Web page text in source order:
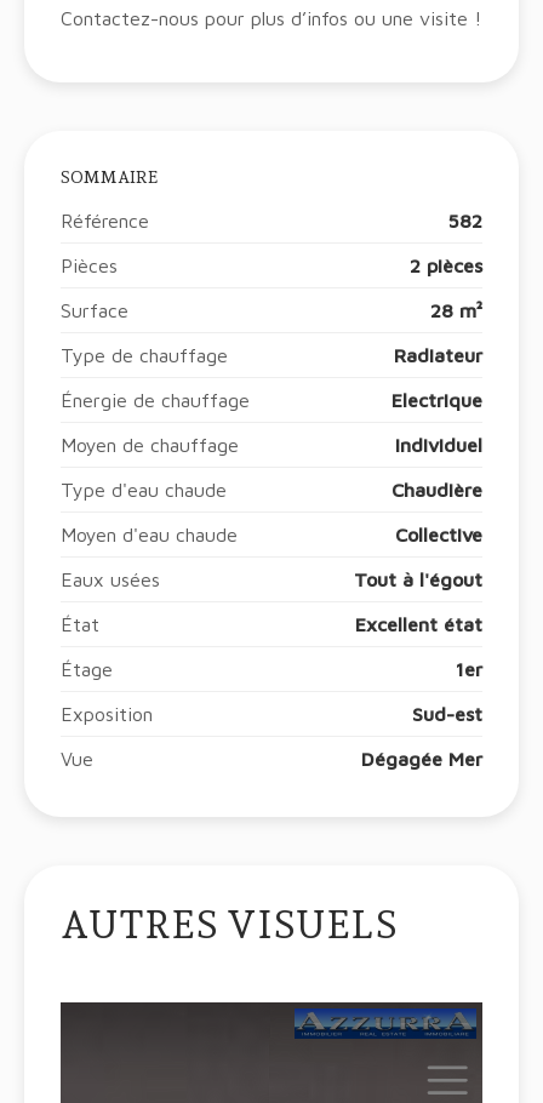
Contactez-nous pour plus d’infos ou une visite !
SOMMAIRE
Référence 582
Pièces 2 pièces
Surface 28 m²
Type de chauffage Radiateur
Énergie de chauffage Electrique
Moyen de chauffage Individuel
Type d'eau chaude Chaudière
Moyen d'eau chaude Collective
Eaux usées Tout à l'égout
État Excellent état
Étage 1er
Exposition Sud-est
Vue Dégagée Mer
AUTRES VISUELS